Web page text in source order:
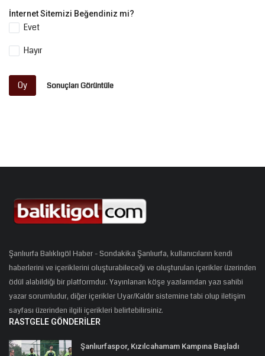
İnternet Sitemizi Beğendiniz mi?
Evet
Hayır
Oy Sonuçları Görüntüle
Şanlıurfa Balıklıgöl Haber - Sondakika Şanlıurfa, kullanıcıların kendi
haberlerini ve içeriklerini oluşturabileceği ve oluşturulan içerikler üzerinden
ödül alabildiği bir platformdur. Yayınlanan köşe yazılarından yazı sahibi
yazar sorumludur, diğer içerikler Uyar/Kaldır sistemine tabi olup iletişim
sayfası üzerinden ilgili içerikleri belirtebilirsiniz.
RASTGELE GÖNDERILER
Şanlıurfaspor, Kızılcahamam Kampına Başladı